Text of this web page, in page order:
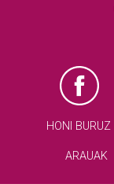
HONI BURUZ
ARAUAK